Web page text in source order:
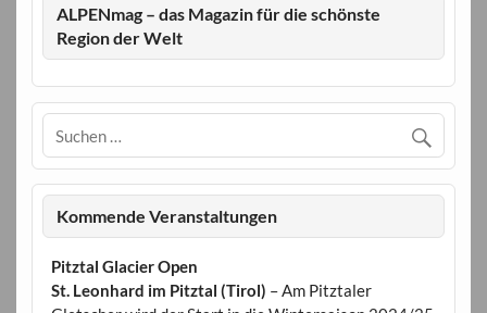
ALPENmag – das Magazin für die schönste
Region der Welt
Kommende Veranstaltungen
Pitztal Glacier Open
St. Leonhard im Pitztal (Tirol) – Am Pitztaler